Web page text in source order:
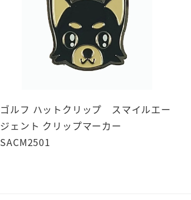
ゴルフ ハットクリップ スマイルエー
ジェント クリップマーカー
SACM2501